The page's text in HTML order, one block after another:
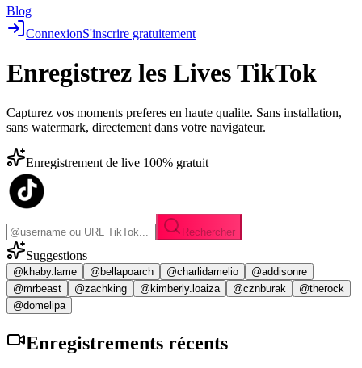
Blog
ConnexionS'inscrire gratuitement
Enregistrez les Lives TikTok
Capturez vos moments preferes en haute qualite. Sans installation,
sans watermark, directement dans votre navigateur.
Enregistrement de live 100% gratuit
Rechercher
Suggestions
@khaby.lame @bellapoarch @charlidamelio
@addisonre
@mrbeast
@zachking @kimberly.loaiza @cznburak
@therock
@domelipa
Enregistrements récents